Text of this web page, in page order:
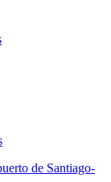
de Santiago-